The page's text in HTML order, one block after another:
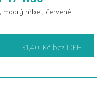
modrý hřbet, červené
31,40 Kč bez DPH